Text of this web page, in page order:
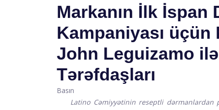
Markanın İlk İspan
Kampaniyası
John Leguizamo
Tərəfdaşları
Basın
Latino Cəmiyyətinin reseptli